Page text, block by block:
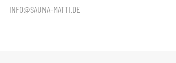
INFO@SAUNA-MATTI.DE